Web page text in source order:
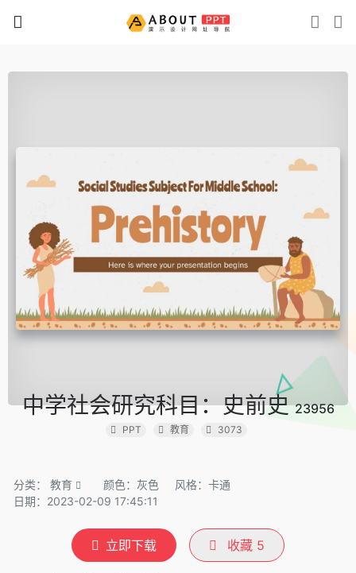
中学社会研究科目：史前史23956
PPT 教育 3073
分类： 教育 颜色：灰色
风格：卡通
日期：2023-02-09 17:45:11
立即下载 收藏 5